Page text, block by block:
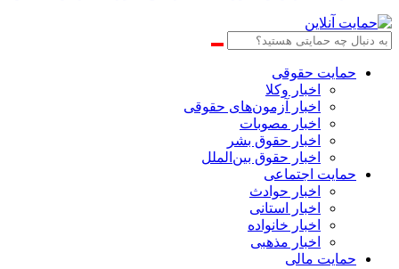
حمایت حقوقی
اخبار وکلا
اخبار آزمون‌های حقوقی
اخبار مصوبات
اخبار حقوق بشر
اخبار حقوق بین‌الملل
حمایت اجتماعی
اخبار حوادث
اخبار استانی
اخبار خانواده
اخبار مذهبی
حمایت مالی